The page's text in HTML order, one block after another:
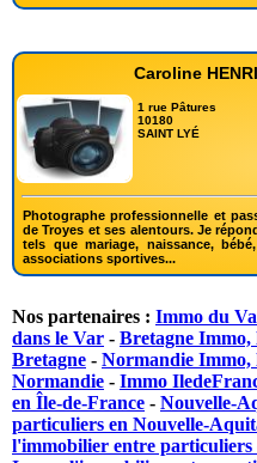
Caroline
1 rue Pâtures
10180
SAINT LYÉ
Photographe professionnelle et
de Troyes et ses alentours. Je
tels que mariage, naissance,
associations sportives...
Nos partenaires : Immo du
dans le Var - Bretagne
Bretagne - Normandie
Normandie - Immo
en Île-de-France - Nouvelle-
particuliers en Nouvelle-
l'immobilier entre particuliers